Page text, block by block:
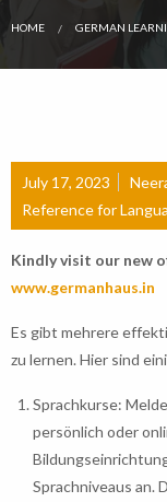
HOME GERMAN
July 17, 2023
Reference for
Kindly visit our new
www.germanhaus.in
Es gibt mehrere
zu lernen. Hier sind
Sprachkurse:
persönlich oder
Sprachniveaus an.